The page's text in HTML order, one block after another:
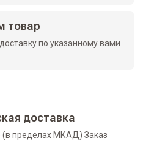
товар
по указанному вами
доставка
(в пределах МКАД) Заказ